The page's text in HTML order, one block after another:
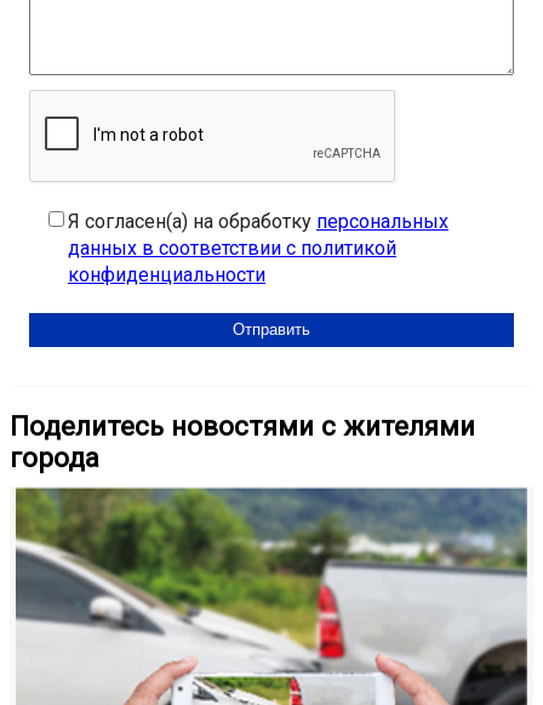
Я согласен(а) на обработку персональных
данных в соответствии с политикой
конфиденциальности
Поделитесь новостями с жителями
города